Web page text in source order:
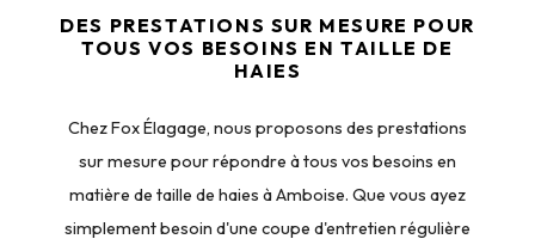
DES PRESTATIONS SUR MESURE POUR
TOUS VOS BESOINS EN TAILLE DE
HAIES
Chez Fox Élagage, nous proposons des prestations
sur mesure pour répondre à tous vos besoins en
matière de taille de haies à Amboise. Que vous ayez
simplement besoin d'une coupe d'entretien régulière